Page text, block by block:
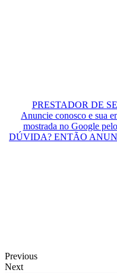
PRESTADOR DE
Anuncie conosco e sua
mostrada no Google
DÚVIDA? ENTÃO
Previous
Next